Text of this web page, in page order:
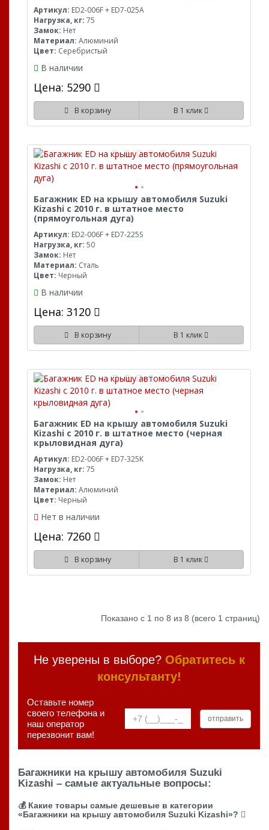
Артикул: ED2-006F + ED7-025A
Нагрузка, кг: 75
Замок: Нет
Материал: Алюминий
Цвет: Серебристый
В наличии
Цена: 5290
В корзину В 1 клик
Багажник ED на крышу автомобиля Suzuki
Kizashi с 2010 г. в штатное место
(прямоугольная дуга)
Артикул: ED2-006F + ED7-225S
Нагрузка, кг: 50
Замок: Нет
Материал: Сталь
Цвет: Черный
В наличии
Цена: 3120
В корзину В 1 клик
Багажник ED на крышу автомобиля Suzuki
Kizashi с 2010 г. в штатное место (черная
крыловидная дуга)
Артикул: ED2-006F + ED7-325K
Нагрузка, кг: 75
Замок: Нет
Материал: Алюминий
Цвет: Черный
Нет в наличии
Цена: 7260
В корзину В 1 клик
Показано с 1 по 8 из 8 (всего 1 страниц)
Не уверены в выборе? Обратитесь к
консультанту!
Оставьте номер
своего телефона и
наш оператор
перезвонит вам!
Багажники на крышу автомобиля Suzuki
Kizashi – самые актуальные вопросы:
💰 Какие товары самые дешевые в категории
«Багажники на крышу автомобиля Suzuki Kizashi»?